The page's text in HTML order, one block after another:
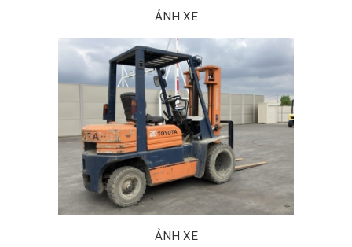
ẢNH XE
ẢNH XE